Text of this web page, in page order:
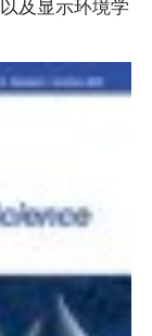
及显示环境学